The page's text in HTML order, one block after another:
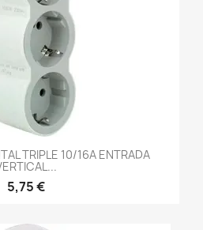
TRIPLE 10/16A ENTRADA
5,75 €